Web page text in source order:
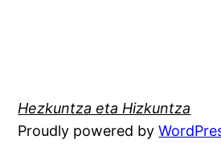
Hezkuntza eta Hizkuntza
Proudly powered by